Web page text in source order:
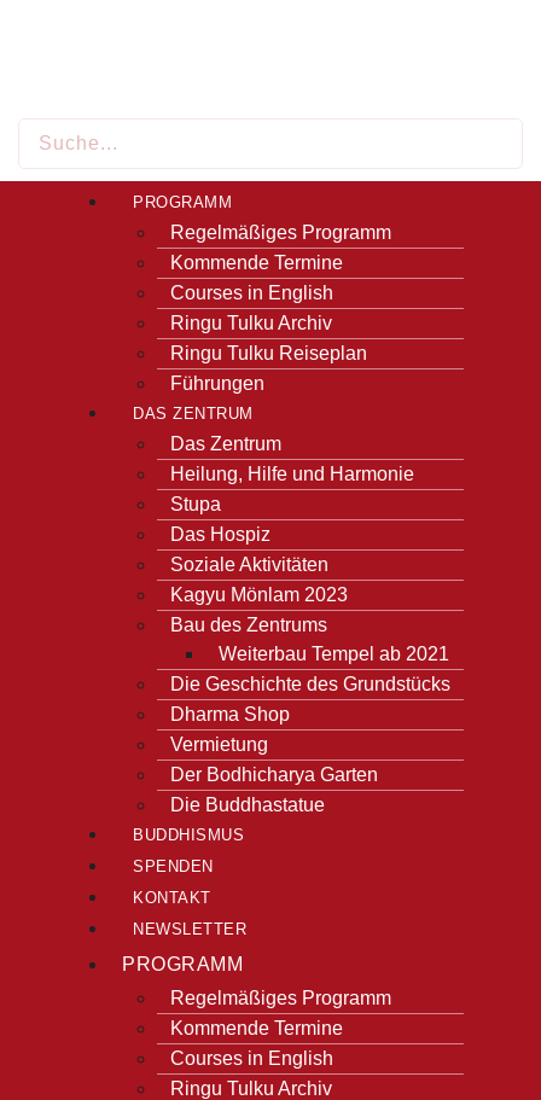
PROGRAMM
Regelmäßiges Programm
Kommende Termine
Courses in English
Ringu Tulku Archiv
Ringu Tulku Reiseplan
Führungen
DAS ZENTRUM
Das Zentrum
Heilung, Hilfe und Harmonie
Stupa
Das Hospiz
Soziale Aktivitäten
Kagyu Mönlam 2023
Bau des Zentrums
Weiterbau Tempel ab 2021
Die Geschichte des Grundstücks
Dharma Shop
Vermietung
Der Bodhicharya Garten
Die Buddhastatue
BUDDHISMUS
SPENDEN
KONTAKT
NEWSLETTER
PROGRAMM
Regelmäßiges Programm
Kommende Termine
Courses in English
Ringu Tulku Archiv